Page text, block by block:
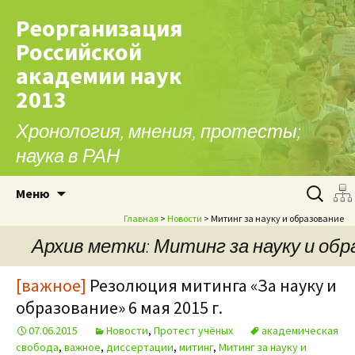
Реорганизация
Российской
академии наук
2013
Хронология, мнения, протесты;
наука в РАН
Меню Найти:
Главная > Новости > Митинг за науку и образование
Архив метки: Митинг за науку и
[важное] Резолюция митинга «За науку и
образование» 6 мая 2015 г.
07.06.2015 Новости, Протест учёных
академическая
свобода, важное, диссертации, митинг, Митинг за науку и